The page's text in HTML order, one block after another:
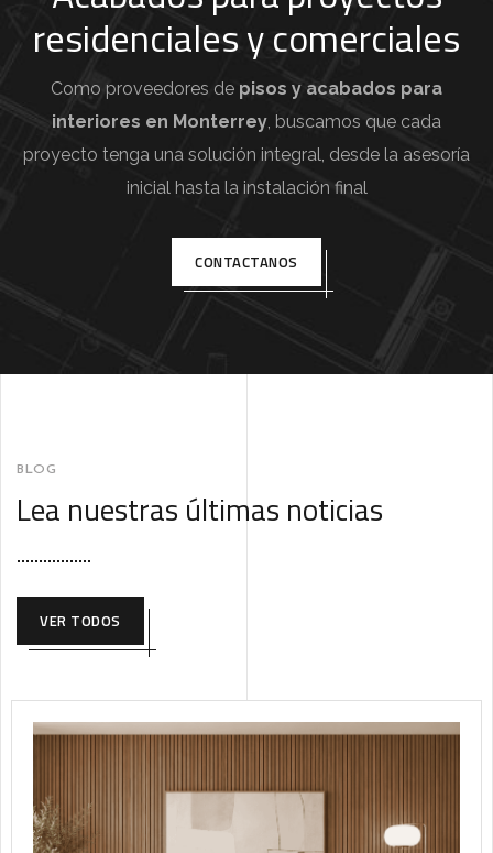
residenciales y comerciales
Como proveedores de pisos y acabados para
interiores en Monterrey , buscamos que cada
proyecto tenga una solución integral, desde la asesoría
inicial hasta la instalación final
CONTACTANOS
BLOG
Lea nuestras últimas noticias
VER TODOS